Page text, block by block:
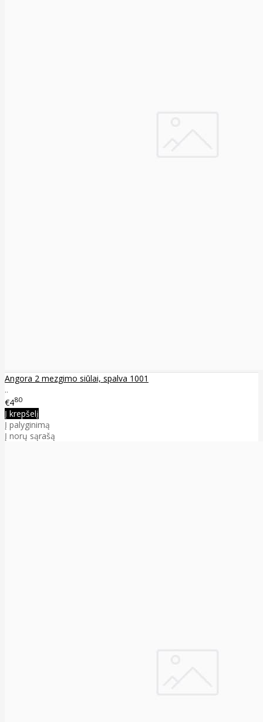
Angora 2 mezgimo siūlai, spalva 1001
..
€480
Į krepšelį
Į palyginimą
Į norų sąrašą